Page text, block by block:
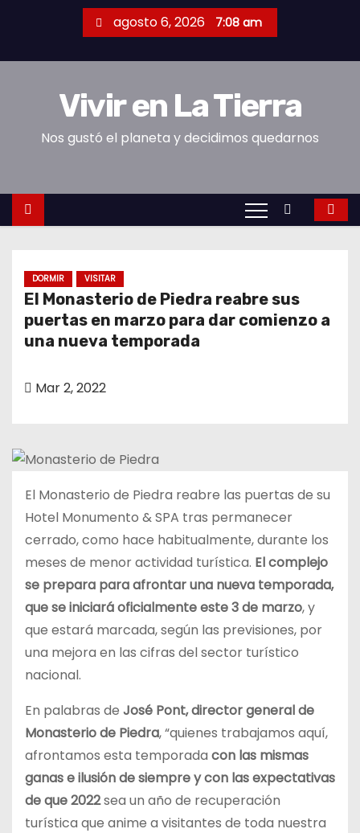
c
agosto 6, 2026 7:08 am
Vivir en La Tierra
Nos gustó el planeta y decidimos quedarnos
DORMIR VISITAR
El Monasterio de Piedra reabre sus
puertas en marzo para dar comienzo a
una nueva temporada
Mar 2, 2022
El Monasterio de Piedra reabre las puertas de su
Hotel Monumento & SPA tras permanecer
cerrado, como hace habitualmente, durante los
meses de menor actividad turística. El complejo
se prepara para afrontar una nueva temporada,
que se iniciará oficialmente este 3 de marzo, y
que estará marcada, según las previsiones, por
una mejora en las cifras del sector turístico
nacional.
En palabras de José Pont, director general de
Monasterio de Piedra, “quienes trabajamos aquí,
afrontamos esta temporada con las mismas
ganas e ilusión de siempre y con las expectativas
de que 2022sea un año de recuperación
turística que anime a visitantes de toda nuestra